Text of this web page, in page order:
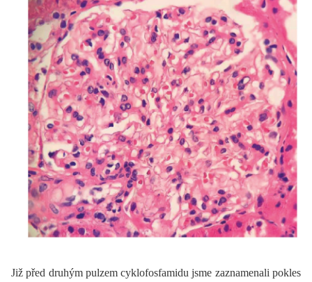
Již před druhým pulzem cyklofosfamidu jsme zaznamenali pokles